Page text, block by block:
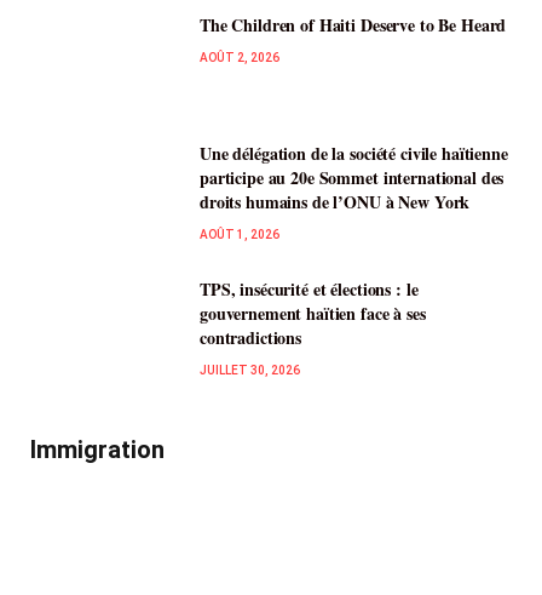
The Children of Haiti Deserve to Be Heard
AOÛT 2, 2026
Une délégation de la société civile haïtienne
participe au 20e Sommet international des
droits humains de l’ONU à New York
AOÛT 1, 2026
TPS, insécurité et élections : le
gouvernement haïtien face à ses
contradictions
JUILLET 30, 2026
Immigration